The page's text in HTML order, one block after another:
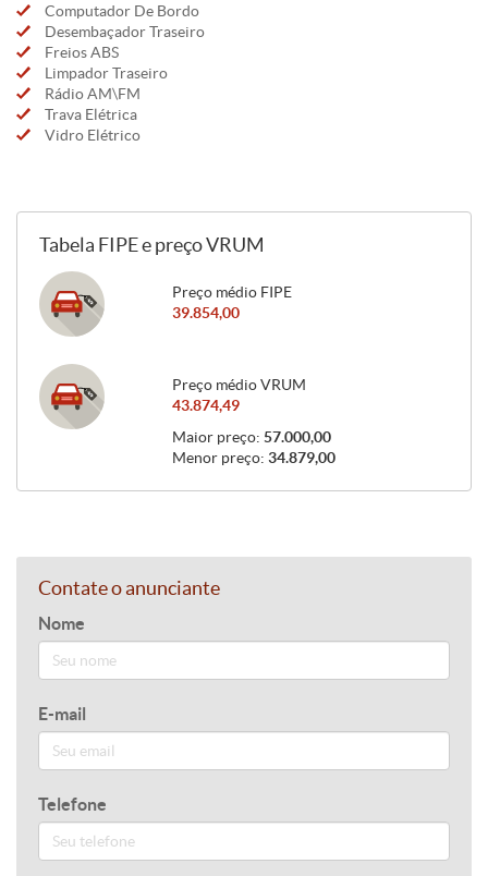
Computador De Bordo
Desembaçador Traseiro
Freios ABS
Limpador Traseiro
Rádio AM\FM
Trava Elétrica
Vidro Elétrico
Tabela FIPE e preço VRUM
Preço médio FIPE
39.854,00
Preço médio VRUM
43.874,49
Maior preço: 57.000,00
Menor preço: 34.879,00
Contate o anunciante
Nome
E-mail
Telefone